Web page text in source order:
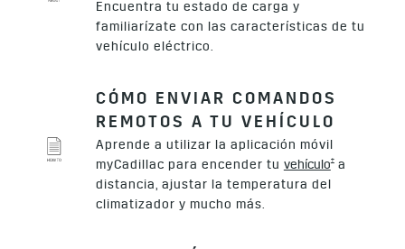
Encuentra tu estado de carga y
familiarízate con las características de tu
vehículo eléctrico.
CÓMO ENVIAR COMANDOS
REMOTOS A TU VEHÍCULO
Aprende a utilizar la aplicación móvil
myCadillac para encender tu vehículo†a
distancia, ajustar la temperatura del
climatizador y mucho más.